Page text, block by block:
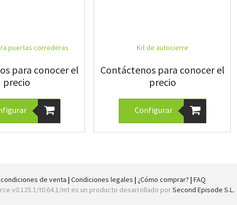
puertas correderas
para conocer el
precio
Kit de autocierre
Contáctenos para conocer el
precio
Configurar
de venta | Condiciones legales | ¿Cómo comprar? | FAQ
v0.125.1/t0.64.1/mt es un producto desarrollado porSecond Episode S.L.